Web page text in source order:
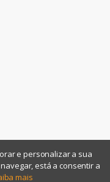
e personalizar a sua
está a consentir a
mais